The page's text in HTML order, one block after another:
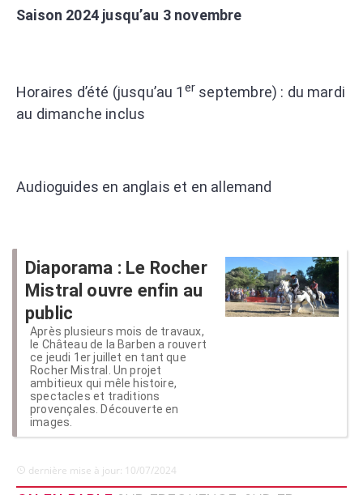
Saison 2024 jusqu’au 3 novembre
Horaires d’été (jusqu’au 1 er septembre) : du mardi
au dimanche inclus
Audioguides en anglais et en allemand
Diaporama : Le Rocher
Mistral ouvre enfin au
public
Après plusieurs mois de travaux,
le Château de la Barben a rouvert
ce jeudi 1er juillet en tant que
Rocher Mistral. Un projet
ambitieux qui mêle histoire,
spectacles et traditions
provençales. Découverte en
images.
dernière mise à jour: 10/07/2024